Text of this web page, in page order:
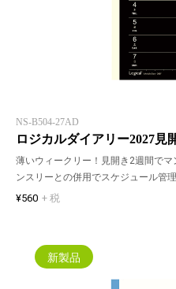
NS-B504-27AD
ロジカルダイアリー2027見
薄いウィークリー！見開き2週間で
ンスリーとの併用でスケジュール管
¥560 + 税
新製品